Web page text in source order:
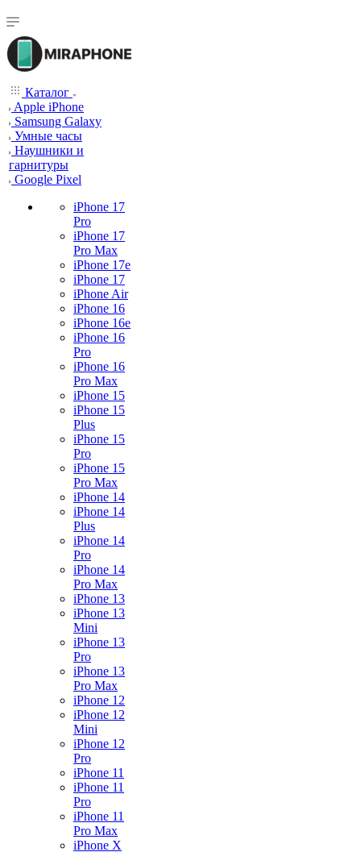
Каталог
Apple iPhone
Samsung Galaxy
Умные часы
Наушники и
гарнитуры
Google Pixel
iPhone 17
Pro
iPhone 17
Pro Max
iPhone 17e
iPhone 17
iPhone Air
iPhone 16
iPhone 16e
iPhone 16
Pro
iPhone 16
Pro Max
iPhone 15
iPhone 15
Plus
iPhone 15
Pro
iPhone 15
Pro Max
iPhone 14
iPhone 14
Plus
iPhone 14
Pro
iPhone 14
Pro Max
iPhone 13
iPhone 13
Mini
iPhone 13
Pro
iPhone 13
Pro Max
iPhone 12
iPhone 12
Mini
iPhone 12
Pro
iPhone 11
iPhone 11
Pro
iPhone 11
Pro Max
iPhone X